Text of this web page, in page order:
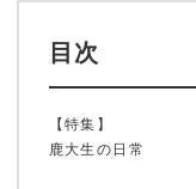
目次
【特集】
鹿大生の日常